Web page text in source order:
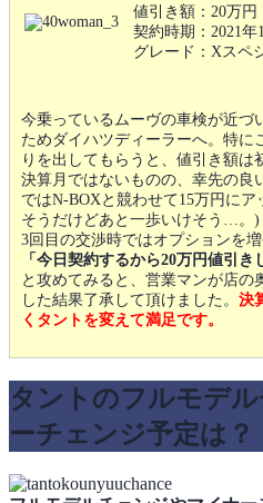
値引き額：20万円
契約時期：2021年
グレード：Xスペ
今乗っているムーヴの車検が近づ
ためダイハツディーラーへ。特に
りを出してもらうと、値引き額は
決算月ではないものの、幸先の良
ではN-BOXと競わせて15万円に
そうだけどあと一歩いけそう…。)
3回目の交渉時ではオプションを増
「今日契約するから20万円値引き
と攻めてみると、営業マンが店の
した結果了承して頂けました。 決
くタントを変えて満足です。
タントのフルモデ
ーチェンジ予定は？